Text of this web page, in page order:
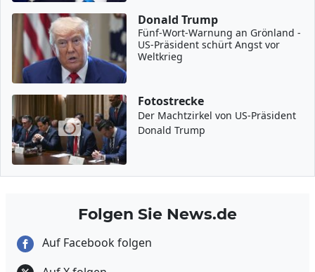
Donald Trump
Fünf-Wort-Warnung an Grönland -
US-Präsident schürt Angst vor
Weltkrieg
Fotostrecke
Der Machtzirkel von US-Präsident
Donald Trump
Folgen Sie News.de
Auf Facebook folgen